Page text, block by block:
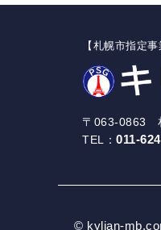
【札幌市指定
〒063-0863
TEL： 011-
© kylian-